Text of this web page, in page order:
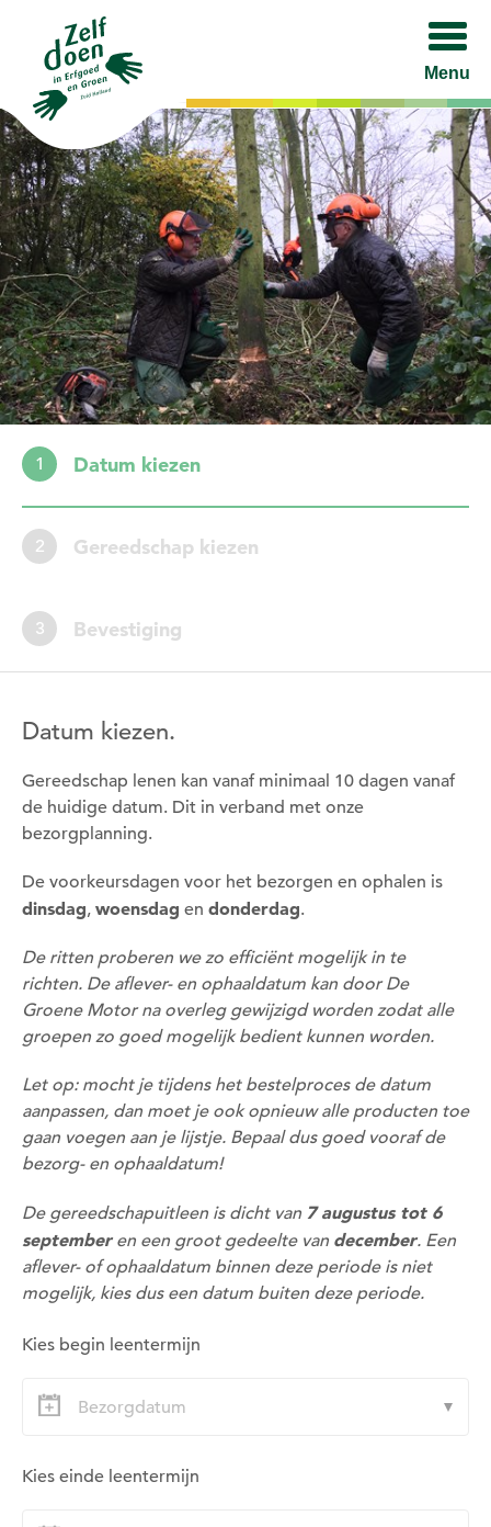
Menu
1 Datum kiezen
2 Gereedschap kiezen
3 Bevestiging
Datum kiezen.
Gereedschap lenen kan vanaf minimaal 10 dagen vanaf
de huidige datum. Dit in verband met onze
bezorgplanning.
De voorkeursdagen voor het bezorgen en ophalen is
dinsdag, woensdag en donderdag.
De ritten proberen we zo efficiënt mogelijk in te
richten. De aflever- en ophaaldatum kan door De
Groene Motor na overleg gewijzigd worden zodat alle
groepen zo goed mogelijk bedient kunnen worden.
Let op: mocht je tijdens het bestelproces de datum
aanpassen, dan moet je ook opnieuw alle producten toe
gaan voegen aan je lijstje. Bepaal dus goed vooraf de
bezorg- en ophaaldatum!
De gereedschapuitleen is dicht van 7 augustus tot 6
septemberen een groot gedeelte van december. Een
aflever- of ophaaldatum binnen deze periode is niet
mogelijk, kies dus een datum buiten deze periode.
Kies begin leentermijn
Kies einde leentermijn
Om deze pagina op te slaan moet je ingelogd zijn.
Wil je nu inloggen?
Om gereedschap te kunnen lenen moet je ingelogd
Wil je nu inloggen?